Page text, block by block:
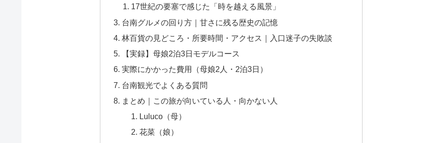
17世紀の要塞で感じた「時を越える風景」
台南グルメの回り方｜甘さに残る歴史の記憶
林百貨の見どころ・所要時間・アクセス｜入口迷子の失敗談
【実録】母娘2泊3日モデルコース
実際にかかった費用（母娘2人・2泊3日）
台南観光でよくある質問
まとめ｜この旅が向いている人・向かない人
Luluco（母）
花菜（娘）